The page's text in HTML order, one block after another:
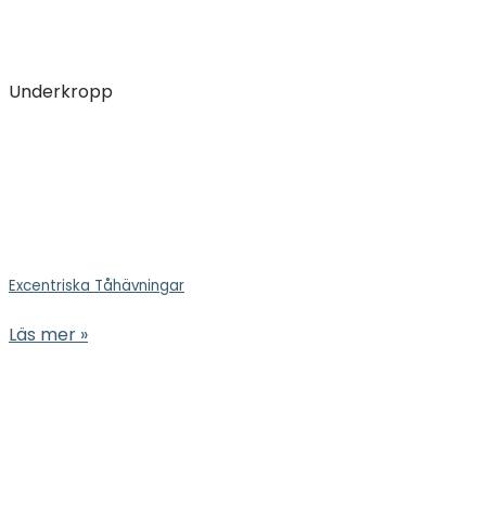
Underkropp
Excentriska Tåhävningar
Läs mer »